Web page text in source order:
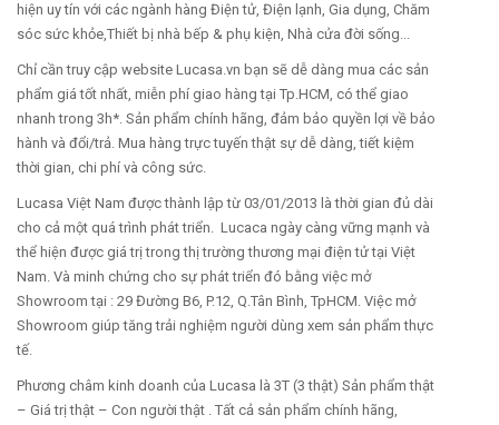
hiện uy tín với các ngành hàng Điện tử, Điện lạnh, Gia dụng, Chăm
sóc sức khỏe,Thiết bị nhà bếp & phụ kiện, Nhà cửa đời sống...
Chỉ cần truy cập website Lucasa.vn bạn sẽ dễ dàng mua các sản
phẩm giá tốt nhất, miễn phí giao hàng tại Tp.HCM, có thể giao
nhanh trong 3h*. Sản phẩm chính hãng, đảm bảo quyền lợi về bảo
hành và đổi/trả. Mua hàng trực tuyến thật sự dễ dàng, tiết kiệm
thời gian, chi phí và công sức.
Lucasa Việt Nam được thành lập từ 03/01/2013 là thời gian đủ dài
cho cả một quá trình phát triển. Lucaca ngày càng vững mạnh và
thể hiện được giá trị trong thị trường thương mại điện tử tại Việt
Nam. Và minh chứng cho sự phát triển đó bằng việc mở
Showroom tại : 29 Đường B6, P.12, Q.Tân Bình, TpHCM. Việc mở
Showroom giúp tăng trải nghiệm người dùng xem sản phẩm thực
tế.
Phương châm kinh doanh của Lucasa là 3T (3 thật) Sản phẩm thật
– Giá trị thật – Con người thật . Tất cả sản phẩm chính hãng,